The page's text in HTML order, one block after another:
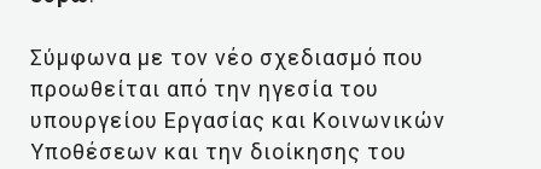
Σύμφωνα με τον νέο σχεδιασμό που
προωθείται από την ηγεσία του
υπουργείου Εργασίας και Κοινωνικών
Υποθέσεων και την διοίκησης του